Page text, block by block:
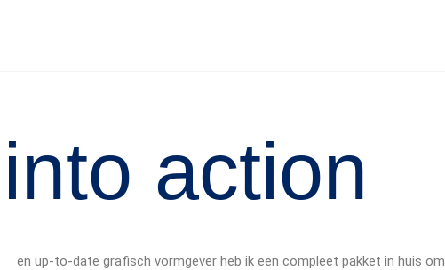
action
en up-to-date grafisch vormgever heb ik een compleet pakket in huis om